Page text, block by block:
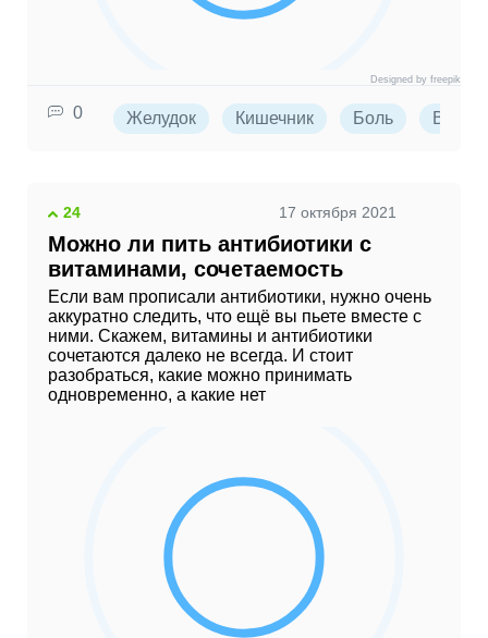
Designed by freepik
0 Желудок Кишечник Боль
24 17 октября 2021
Можно ли пить антибиотики с
витаминами, сочетаемость
Если вам прописали антибиотики, нужно очень
аккуратно следить, что ещё вы пьете вместе с
ними. Скажем, витамины и антибиотики
сочетаются далеко не всегда. И стоит
разобраться, какие можно принимать
одновременно, а какие нет